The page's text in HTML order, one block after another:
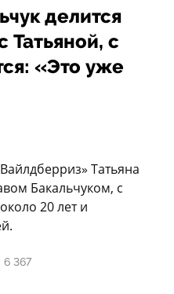
делится
Татьяной, с
«Это уже
Татьяна
Бакальчуком, с
20 лет и
6 367